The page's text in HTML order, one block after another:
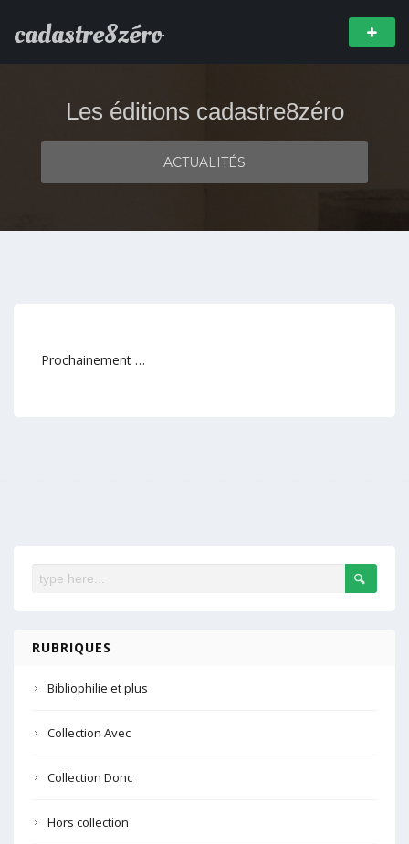
cadastre8zéro
Les éditions cadastre8zéro
ACTUALITÉS
Prochainement …
RUBRIQUES
Bibliophilie et plus
Collection Avec
Collection Donc
Hors collection